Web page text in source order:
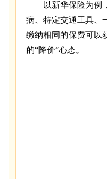
以新华保险为例，
病、特定交通工具、
缴纳相同的保费可以
的“降价”心态。